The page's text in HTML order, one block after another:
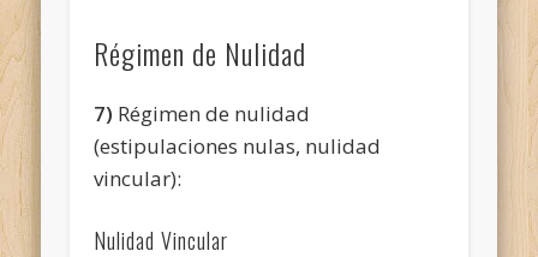
Régimen de Nulidad
7) Régimen de nulidad
(estipulaciones nulas, nulidad
vincular):
Nulidad Vincular